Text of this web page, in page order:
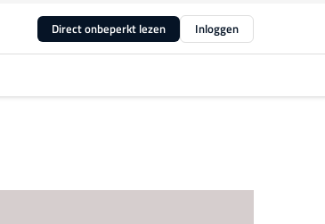
Direct onbeperkt lezen Inloggen